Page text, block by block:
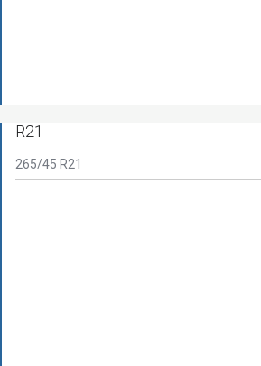
R21
265/45 R21